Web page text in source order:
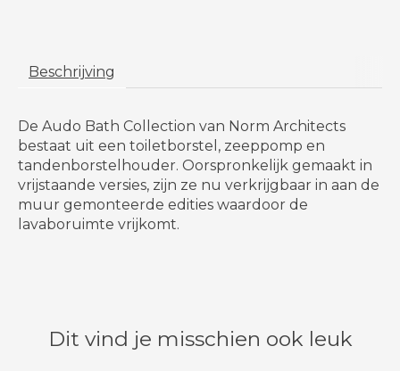
Beschrijving
De Audo Bath Collection van Norm Architects
bestaat uit een toiletborstel, zeeppomp en
tandenborstelhouder. Oorspronkelijk gemaakt in
vrijstaande versies, zijn ze nu verkrijgbaar in aan de
muur gemonteerde edities waardoor de
lavaboruimte vrijkomt.
Dit vind je misschien ook leuk